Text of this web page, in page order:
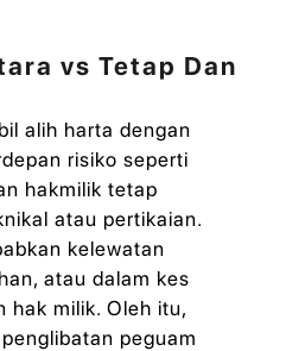
vs Tetap Dan
alih harta dengan
risiko seperti
hakmilik tetap
atau pertikaian.
kelewatan
atau dalam kes
hak milik. Oleh itu,
peguam